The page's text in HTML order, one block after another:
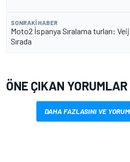
SONRAKI HABER
Moto2 İspanya Sıralama turları:
Sırada
ÖNE ÇIKAN YORUMLAR
DAHA FAZLASINI VE